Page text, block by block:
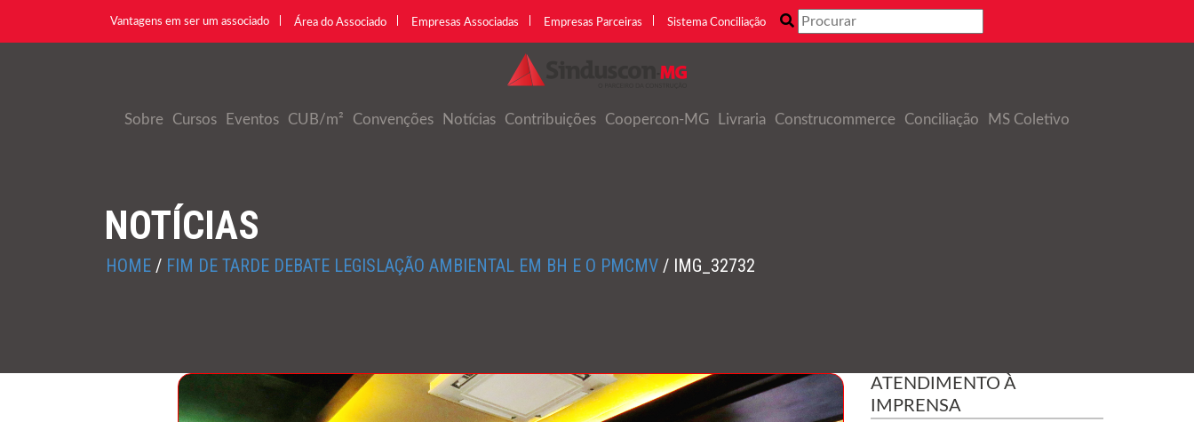
Vantagens em ser um associado Área do Associado Empresas Associadas Empresas Parceiras Sistema Conciliação
Sobre Cursos Eventos CUB/m² Convenções Notícias Contribuições Coopercon-MG Livraria Construcommerce Conciliação MS Coletivo
NOTÍCIAS
HOME / FIM DE TARDE DEBATE LEGISLAÇÃO AMBIENTAL EM BH E O PMCMV / IMG_32732
ATENDIMENTO À
IMPRENSA